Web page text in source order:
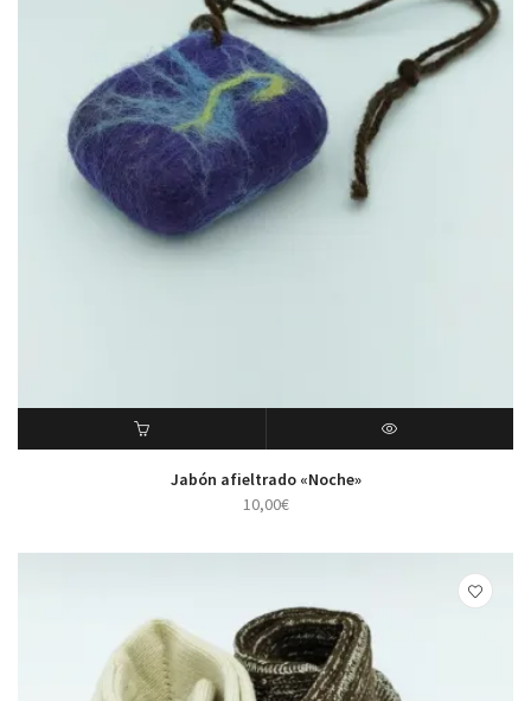
Jabón afieltrado «Noche»
10,00€